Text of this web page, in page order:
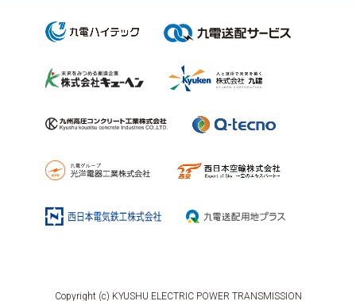
Copyright (c) KYUSHU ELECTRIC POWER TRANSMISSION